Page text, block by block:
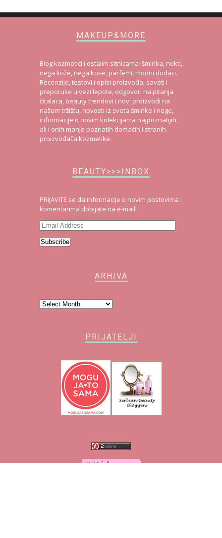
MAKEUP&MORE
Blog kozmetici i ostalim sitnicama: šminka, nokti,
nega kože, nega kose, parfemi, modni dodaci.
Recenzije, testovi i opisi proizvoda, saveti i
preporuke u vezi lepote, odgovori na pitanja
čitalaca, beauty trendovi i novi proizvodi na
našem tržištu, novosti iz sveta šminke i nege,
informacije o novim kolekcijama najpoznatijih,
ali i onih manje poznatih domaćih i stranih
proizvođača kozmetike.
BEAUTY>>>INBOX
PRIJAVITE se da informacije o novim postovima i
komentarima dobijate na e-mail!
Email
Address
Subscribe
ARHIVA
Arhiva
PRIJATELJI